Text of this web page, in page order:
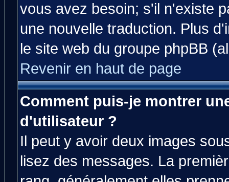
vous avez besoin; s'il n'existe
une nouvelle traduction. Plus
le site web du groupe phpBB
Revenir en haut de page
Comment puis-je montrer
d'utilisateur ?
Il peut y avoir deux images
lisez des messages. La